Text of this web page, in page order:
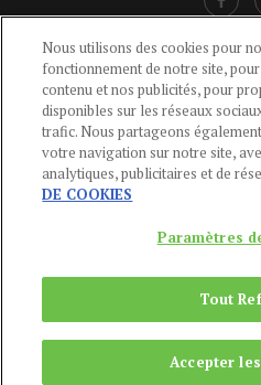
CGU-POLITIQUE DE
MENTIONS
01 44 59
Du Lundi au
Copyright © 2024
Nous utilisons des cookies pour
fonctionnement de notre site,
contenu et nos publicités, pour
disponibles sur les réseaux
trafic. Nous partageons
votre navigation sur notre site,
analytiques, publicitaires et de
DE COOKIES
Paramètres
Tout
Accepter